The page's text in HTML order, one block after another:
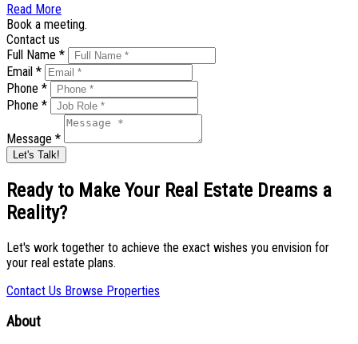
Read More
Book a meeting.
Contact us
Full Name *
Email *
Phone *
Phone *
Message *
Let's Talk!
Ready to Make Your Real Estate Dreams a
Reality?
Let's work together to achieve the exact wishes you envision for
your real estate plans.
Contact Us Browse Properties
About